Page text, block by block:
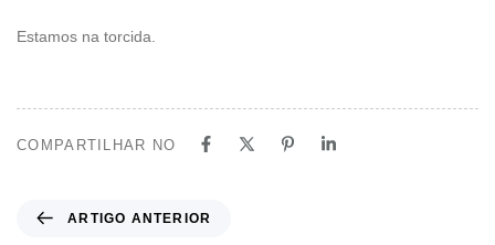
Estamos na torcida.
COMPARTILHAR NO
ARTIGO ANTERIOR